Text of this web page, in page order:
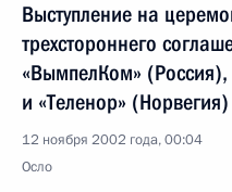
Выступление на
трехстороннего
«ВымпелКом» (Россия),
и «Теленор» (Норвегия)
12 ноября 2002 года, 00:04
Осло